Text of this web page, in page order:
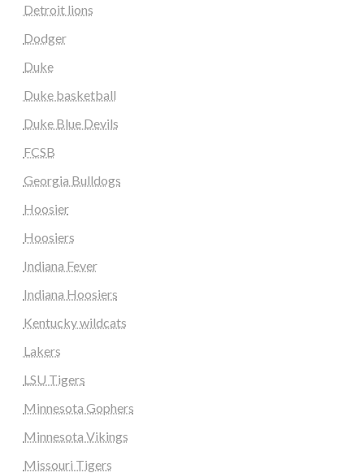
Detroit lions
Dodger
Duke
Duke basketball
Duke Blue Devils
FCSB
Georgia Bulldogs
Hoosier
Hoosiers
Indiana Fever
Indiana Hoosiers
Kentucky wildcats
Lakers
LSU Tigers
Minnesota Gophers
Minnesota Vikings
Missouri Tigers